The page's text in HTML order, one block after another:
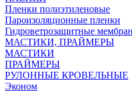
Пленки полиэтиленовые
Пароизоляционные пленки
Гидроветрозащитные
МАСТИКИ, ПРАЙМЕРЫ
МАСТИКИ
ПРАЙМЕРЫ
РУЛОННЫЕ КРОВЕЛЬНЫЕ
Эконом